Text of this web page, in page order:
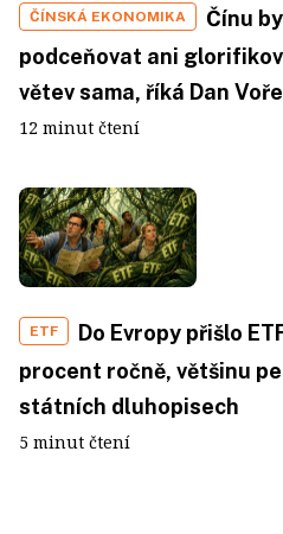
ČÍNSKÁ EKONOMIKA
Čínu
podceňovat ani
větev sama, říká Dan
12 minut čtení
ETF
Do Evropy přišlo
procent ročně, většinu
státních dluhopisech
5 minut čtení